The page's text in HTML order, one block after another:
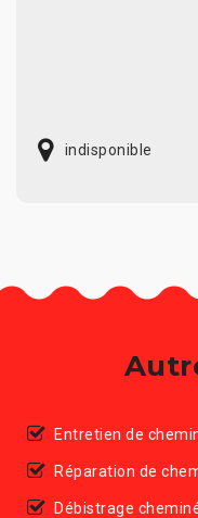
indisponible
Entretien de
Réparation de
Débistrage